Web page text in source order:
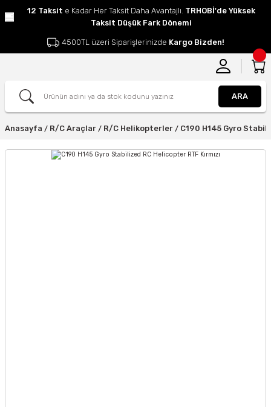
12 Taksit e Kadar Her Taksit Daha Avantajlı. TRHOBİ'de Yüksek
Taksit Düşük Fark Dönemi
4500TL üzeri Siparişlerinizde Kargo Bizden!
ARA
Anasayfa R/C Araçlar R/C Helikopterler C190 H145 Gyro